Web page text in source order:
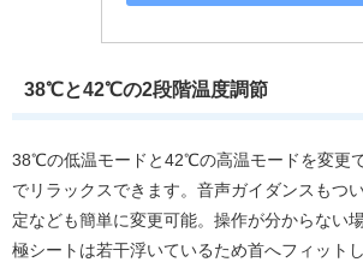
38℃と42℃の2段階温度調節
38℃の低温モードと42℃の高温モードを変更
でリラックスできます。音声ガイダンスもつ
定なども簡単に変更可能。操作が分からない
極シートは若干浮いているため首へフィット